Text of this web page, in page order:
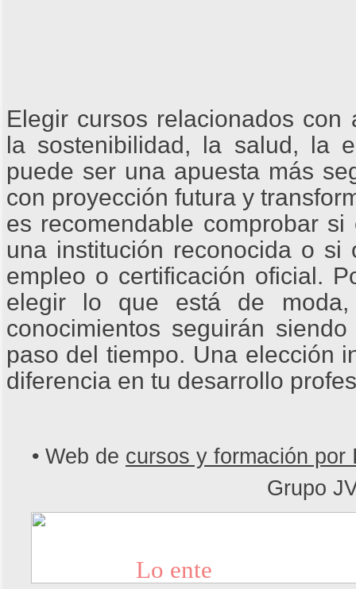
Elegir cursos relacionados
la sostenibilidad, la salud, la
puede ser una apuesta más
con proyección futura y
es recomendable comprobar
una institución reconocida o si
empleo o certificación oficial.
elegir lo que está de
conocimientos seguirán
paso del tiempo. Una elección
diferencia en tu desarrollo
• Web de cursos y formación por
Grupo